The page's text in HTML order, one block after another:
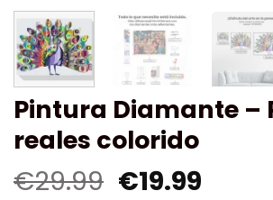
Pintura Diamante –
reales colorido
€29.99 €19.99